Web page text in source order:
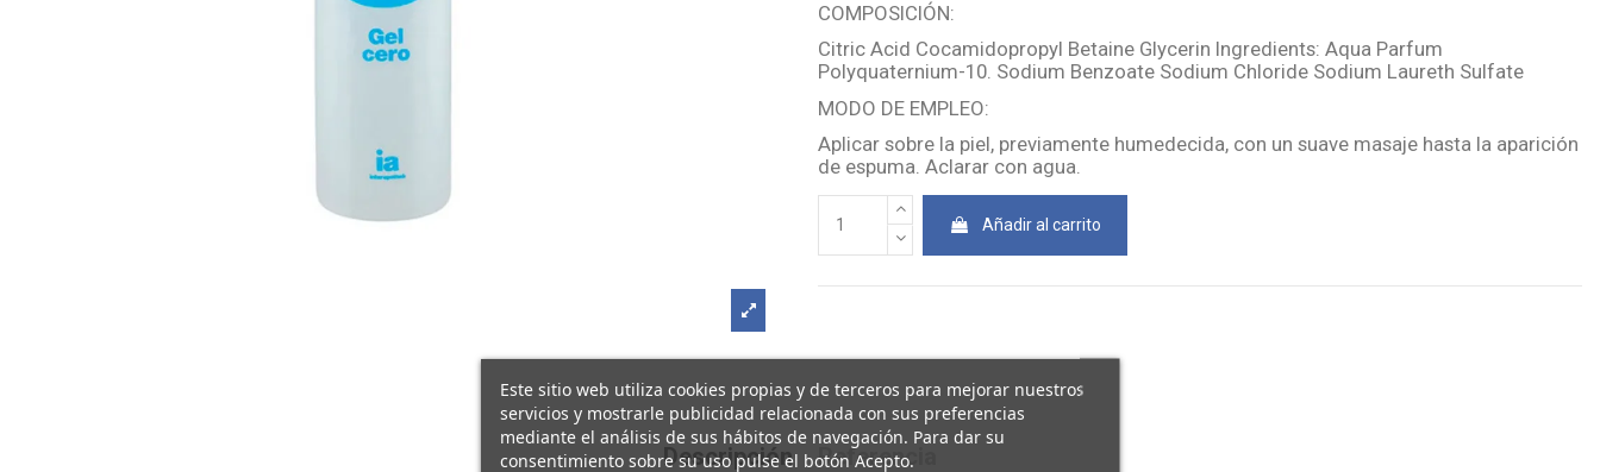
COMPOSICIÓN:
Citric Acid Cocamidopropyl Betaine Glycerin Ingredients: Aqua Parfum
Polyquaternium-10. Sodium Benzoate Sodium Chloride Sodium Laureth Sulfate
MODO DE EMPLEO:
Aplicar sobre la piel, previamente humedecida, con un suave masaje hasta la aparición
de espuma. Aclarar con agua.
Añadir al carrito
Descripción Referencia
Este sitio web utiliza cookies propias y de terceros para mejorar nuestros
servicios y mostrarle publicidad relacionada con sus preferencias
mediante el análisis de sus hábitos de navegación. Para dar su
consentimiento sobre su uso pulse el botón Acepto.